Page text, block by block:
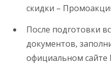
скидки –
После подготовки
документов,
официальном